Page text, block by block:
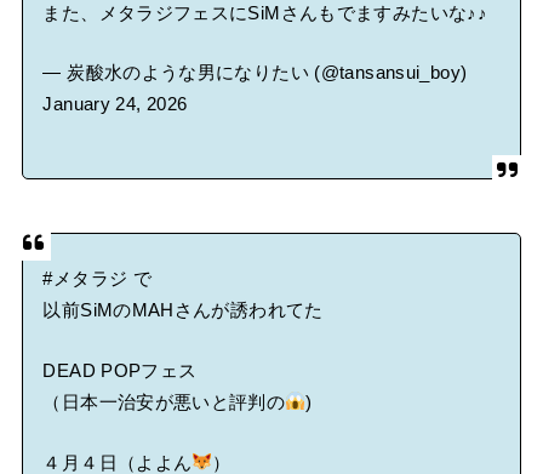
また、メタラジフェスにSiMさんもでますみたいな♪♪
— 炭酸水のような男になりたい (@tansansui_boy)
January 24, 2026
#メタラジ で
以前SiMのMAHさんが誘われてた
DEAD POPフェス
（日本一治安が悪いと評判の
)
４月４日（よよん
）